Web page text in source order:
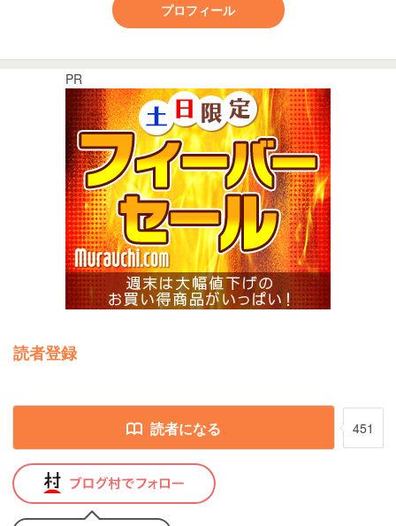
プロフィール
PR
読者登録
読者になる 451